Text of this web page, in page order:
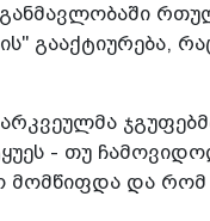
გააქტიურება,
- თუ
და რომ